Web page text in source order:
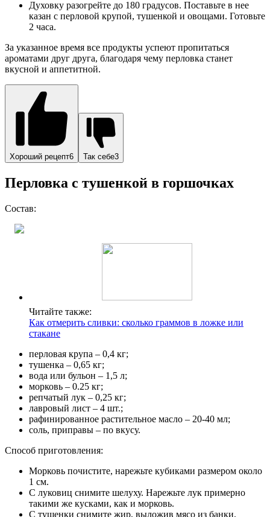
Духовку разогрейте до 180 градусов. Поставьте в нее
казан с перловой крупой, тушенкой и овощами. Готовьте
2 часа.
За указанное время все продукты успеют пропитаться
ароматами друг друга, благодаря чему перловка станет
вкусной и аппетитной.
Хороший рецепт6 Так себе3
Перловка с тушенкой в горшочках
Состав:
Читайте также:
Как отмерить сливки: сколько граммов в ложке или
стакане
перловая крупа – 0,4 кг;
тушенка – 0,65 кг;
вода или бульон – 1,5 л;
морковь – 0.25 кг;
репчатый лук – 0,25 кг;
лавровый лист – 4 шт.;
рафинированное растительное масло – 20-40 мл;
соль, приправы – по вкусу.
Способ приготовления:
Морковь почистите, нарежьте кубиками размером около
1 см.
С луковиц снимите шелуху. Нарежьте лук примерно
такими же кусками, как и морковь.
С тушенки снимите жир, выложив мясо из банки.